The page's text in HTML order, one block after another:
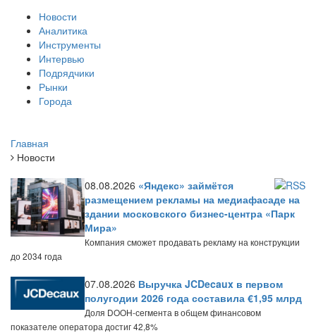
Новости
Аналитика
Инструменты
Интервью
Подрядчики
Рынки
Города
Главная
Новости
08.08.2026 «Яндекс» займётся
размещением рекламы на медиафасаде на
здании московского бизнес-центра «Парк
Мира»
Компания сможет продавать рекламу на конструкции
до 2034 года
07.08.2026 Выручка JCDecaux в первом
полугодии 2026 года составила €1,95 млрд
Доля DOOH-сегмента в общем финансовом
показателе оператора достиг 42,8%